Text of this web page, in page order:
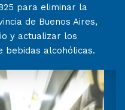
para eliminar la
de Buenos Aires,
y actualizar los
bebidas alcohólicas.